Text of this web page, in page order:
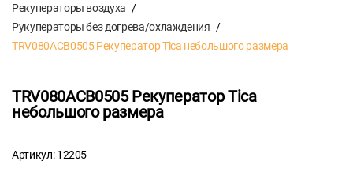
Рекуператоры воздуха
Рукуператоры без догрева/охлаждения
TRV080ACB0505 Рекуператор Tica небольшого размера
TRV080ACB0505 Рекуператор Tica
небольшого размера
Артикул: 12205